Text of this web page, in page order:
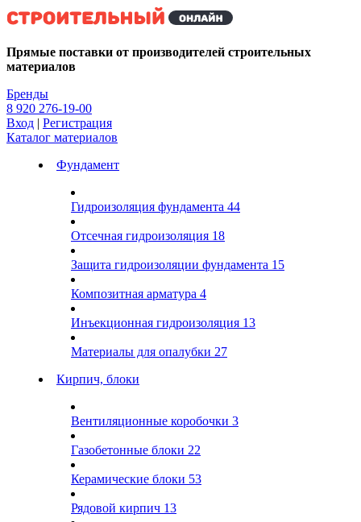
Kg
Прямые поставки от производителей строительных
материалов
Бренды
8 920 276-19-00
Вход | Регистрация
Каталог материалов
Фундамент
Гидроизоляция фундамента 44
Отсечная гидроизоляция 18
Защита гидроизоляции фундамента 15
Композитная арматура 4
Инъекционная гидроизоляция 13
Материалы для опалубки 27
Кирпич, блоки
Вентиляционные коробочки 3
Газобетонные блоки 22
Керамические блоки 53
Рядовой кирпич 13